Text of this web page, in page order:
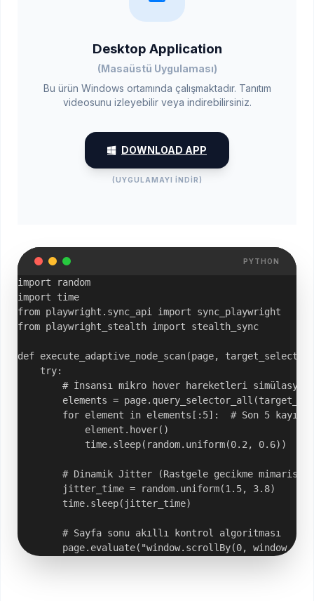
Desktop Application
(Masaüstü Uygulaması)
Bu ürün Windows ortamında çalışmaktadır. Tanıtım
videosunu izleyebilir veya indirebilirsiniz.
DOWNLOAD APP
(UYGULAMAYI İNDİR)
PYTHON
import random
import time
from playwright.sync_api import sync_playwright
from playwright_stealth import stealth_sync
def execute_adaptive_node_scan(page,
    try:
        # İnsansı mikro hover hareketleri simülasyonu
elements =
for element in elements[:5]:  # Son 5
            element.hover()
            time.sleep(random.uniform(0.2, 0.6))
        # Dinamik Jitter (Rastgele gecikme mimarisi)
        jitter_time = random.uniform(1.5, 3.8)
        time.sleep(jitter_time)
        # Sayfa sonu akıllı kontrol algoritması
page.evaluate("window.scrollBy(0,